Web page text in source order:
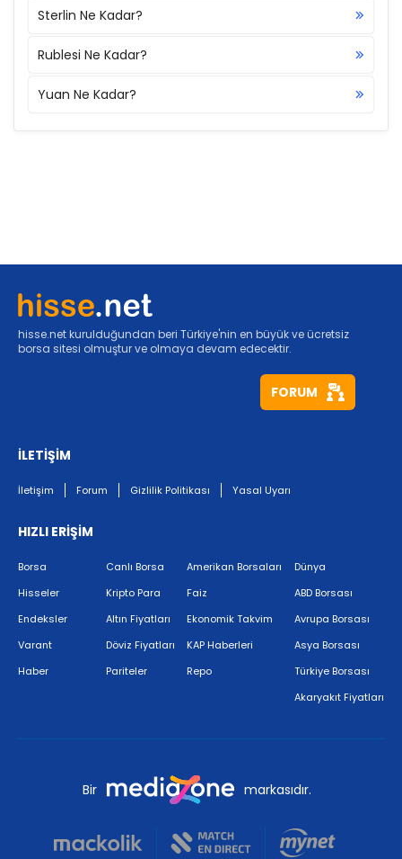
Sterlin Ne Kadar?
Rublesi Ne Kadar?
Yuan Ne Kadar?
hisse.net kurulduğundan beri Türkiye'nin en büyük ve ücretsiz
borsa sitesi olmuştur ve olmaya devam edecektir.
FORUM
İLETİŞİM
İletişim Forum Gizlilik Politikası Yasal Uyarı
HIZLI ERİŞİM
Borsa
Hisseler
Endeksler
Varant
Haber
Canlı Borsa
Kripto Para
Altın Fiyatları
Döviz Fiyatları
Pariteler
Amerikan Borsaları
Faiz
Ekonomik Takvim
KAP Haberleri
Repo
Dünya
ABD Borsası
Avrupa Borsası
Asya Borsası
Türkiye Borsası
Akaryakıt Fiyatları
Bir markasıdır.